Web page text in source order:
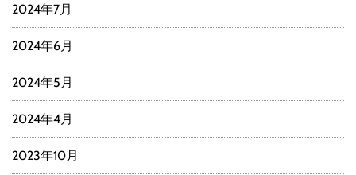
2024年7月
2024年6月
2024年5月
2024年4月
2023年10月